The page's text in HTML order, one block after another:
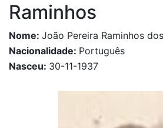
Raminhos
Nome: João Pereira Raminhos
Nacionalidade: Português
Nasceu: 30-11-1937